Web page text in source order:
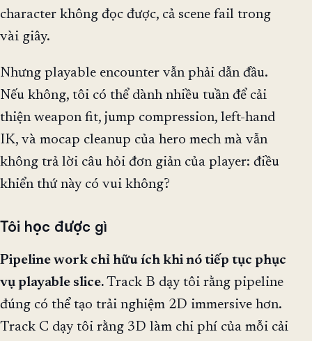
character không đọc được, cả scene fail trong
vài giây.
Nhưng playable encounter vẫn phải dẫn đầu.
Nếu không, tôi có thể dành nhiều tuần để cải
thiện weapon fit, jump compression, left-hand
IK, và mocap cleanup của hero mech mà vẫn
không trả lời câu hỏi đơn giản của player: điều
khiển thứ này có vui không?
Tôi học được gì
Pipeline work chỉ hữu ích khi nó tiếp tục phục
vụ playable slice. Track B dạy tôi rằng pipeline
đúng có thể tạo trải nghiệm 2D immersive hơn.
Track C dạy tôi rằng 3D làm chi phí của mỗi cải